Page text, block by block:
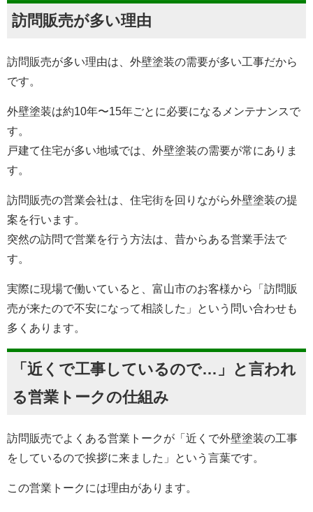
訪問販売が多い理由
訪問販売が多い理由は、外壁塗装の需要が多い工事だから
です。
外壁塗装は約10年〜15年ごとに必要になるメンテナンスで
す。
戸建て住宅が多い地域では、外壁塗装の需要が常にありま
す。
訪問販売の営業会社は、住宅街を回りながら外壁塗装の提
案を行います。
突然の訪問で営業を行う方法は、昔からある営業手法で
す。
実際に現場で働いていると、富山市のお客様から「訪問販
売が来たので不安になって相談した」という問い合わせも
多くあります。
「近くで工事しているので…」と言われ
る営業トークの仕組み
訪問販売でよくある営業トークが「近くで外壁塗装の工事
をしているので挨拶に来ました」という言葉です。
この営業トークには理由があります。